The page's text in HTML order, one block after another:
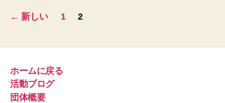
投
の
ペ
ー
← 新しい 1 2
ホームに戻る
活動ブログ
団体概要